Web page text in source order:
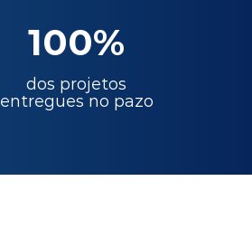
100%
dos projetos
entregues no pazo